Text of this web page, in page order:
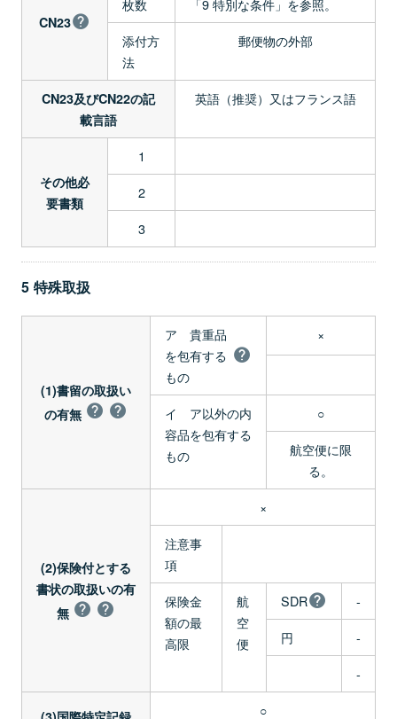
CN23
枚数
「9 特別な条件」を参照。
添付方
法
郵便物の外部
CN23及びCN22の記
載言語
英語（推奨）又はフランス語
その他必
要書類
1
2
3
5 特殊取扱
(1)書留の取扱い
の有無
ア 貴重品
を包有する
もの
×
イ ア以外の内
容品を包有する
もの
○
航空便に限
る。
(2)保険付とする
書状の取扱いの有
無
×
注意事
項
保険金
額の最
高限
航
空
便
SDR
-
円
-
-
○